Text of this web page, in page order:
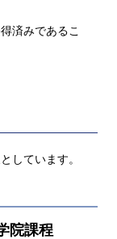
済みであるこ
しています。
院課程